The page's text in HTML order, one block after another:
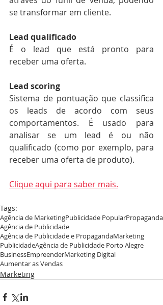
se transformar em cliente.
Lead qualificado
É o lead que está pronto para
receber uma oferta.
Lead scoring
Sistema de pontuação que classifica
os leads de acordo com seus
comportamentos. É usado para
analisar se um lead é ou não
qualificado (como por exemplo, para
receber uma oferta de produto).
Clique aqui para saber mais.
Tags:
Agência de MarketingPublicidade PopularPropaganda
Agência de Publicidade
Agência de Publicidade e PropagandaMarketing
PublicidadeAgência de Publicidade Porto Alegre
BusinessEmpreenderMarketing Digital
Aumentar as Vendas
Marketing